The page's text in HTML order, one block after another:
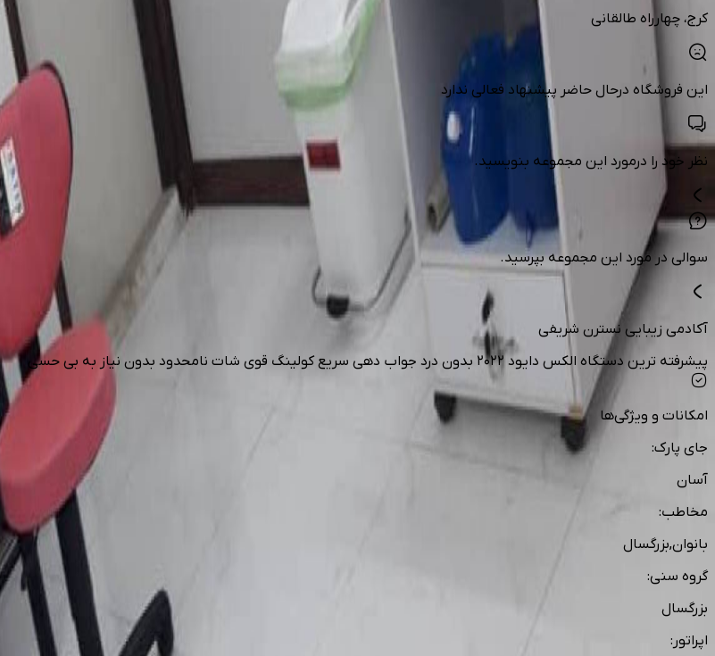
کرج، چهارراه طالقانی
این فروشگاه درحال حاضر پیشنهاد فعالی ندارد
نظر خود را درمورد این مجموعه بنویسید.
سوالی در مورد این مجموعه بپرسید.
آکادمی زیبایی نسترن شریفی
پیشرفته ترین دستگاه الکس دایود ۲۰۲۲ بدون درد جواب دهی سریع کولینگ قوی شات نامحدود بدون نیاز به بی حسی
امکانات و ویژگی‌ها
جای پارک:
آسان
مخاطب:
بانوان,بزرگسال
گروه سنی:
بزرگسال
اپراتور :